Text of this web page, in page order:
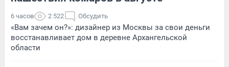
6 часов 2 522 Обсудить
«Вам зачем он?»: дизайнер из Москвы за свои деньги
восстанавливает дом в деревне Архангельской
области